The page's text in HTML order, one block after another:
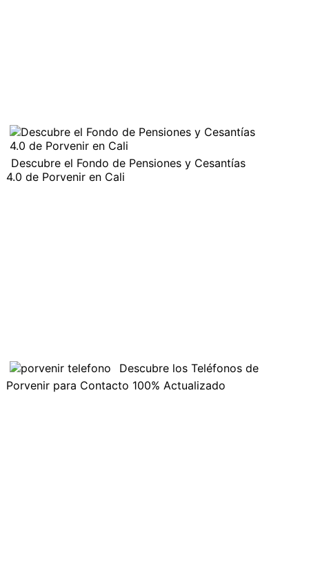
Descubre el Fondo de Pensiones y Cesantías
4.0 de Porvenir en Cali
Descubre los Teléfonos de
Porvenir para Contacto 100% Actualizado